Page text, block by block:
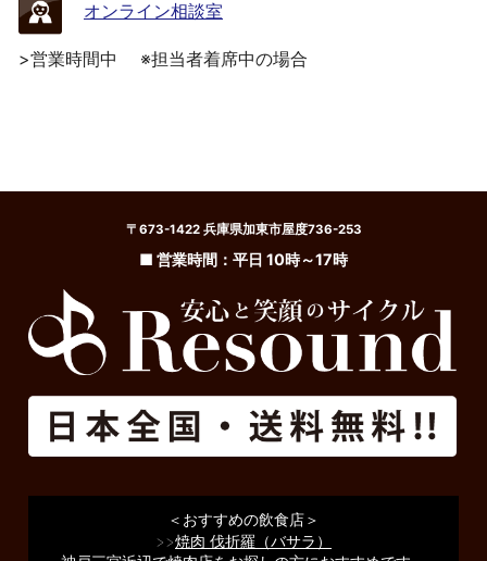
オンライン相談室
>営業時間中 ※担当者着席中の場合
〒673-1422 兵庫県加東市屋度736-253
■ 営業時間：平日 10時～17時
＜おすすめの飲食店＞
>>焼肉 伐折羅（バサラ）